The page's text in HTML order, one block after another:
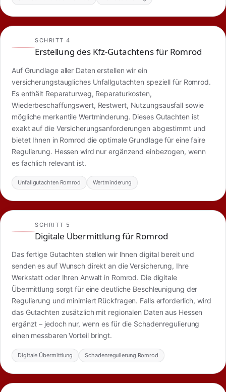
SCHRITT 4
Erstellung des Kfz-Gutachtens für Romrod
Auf Grundlage aller Daten erstellen wir ein
versicherungstaugliches Unfallgutachten speziell für Romrod.
Es enthält Reparaturweg, Reparaturkosten,
Wiederbeschaffungswert, Restwert, Nutzungsausfall sowie
mögliche merkantile Wertminderung. Dieses Gutachten ist
exakt auf die Versicherungsanforderungen abgestimmt und
bietet Ihnen in Romrod die optimale Grundlage für eine faire
Regulierung. Hessen wird nur ergänzend einbezogen, wenn
es fachlich relevant ist.
Unfallgutachten Romrod Wertminderung
SCHRITT 5
Digitale Übermittlung für Romrod
Das fertige Gutachten stellen wir Ihnen digital bereit und
senden es auf Wunsch direkt an die Versicherung, Ihre
Werkstatt oder Ihren Anwalt in Romrod. Die digitale
Übermittlung sorgt für eine deutliche Beschleunigung der
Regulierung und minimiert Rückfragen. Falls erforderlich, wird
das Gutachten zusätzlich mit regionalen Daten aus Hessen
ergänzt – jedoch nur, wenn es für die Schadenregulierung
einen messbaren Vorteil bringt.
Digitale Übermittlung Schadenregulierung Romrod